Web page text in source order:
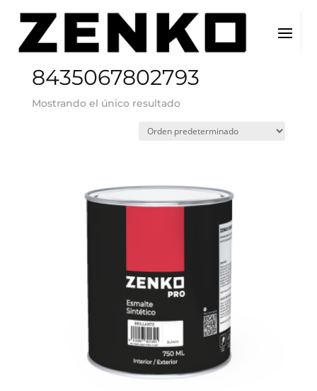
Inicio / EAN del producto / 8435067802793
8435067802793
Mostrando el único resultado